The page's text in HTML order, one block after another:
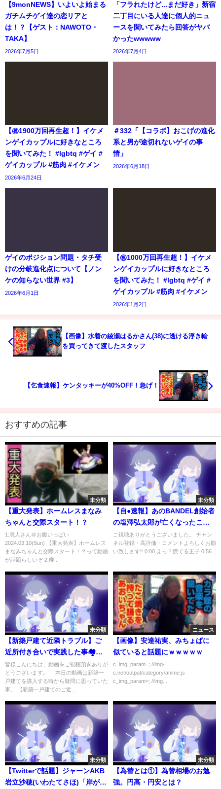
【9monNEWS】いよいよ始まる
ガチムチゲイ達の恋リアと
は！？【ゲスト：NAWOTO・
TAKA】
2026年7月5日
「フラれたけど...まだ好き」新宿
二丁目にいる人達に個人的ニュ
ースを聞いてみたら回答がヤバ
かったwwwww
2026年7月4日
【㊗️1900万回再生超！】イケメ
ンゲイカップルに好きなところ
を聞いてみた！ #lgbtq #ゲイ #
ゲイカップル #筋肉 #イケメン
2026年6月24日
＃332「【コラボ】おこげの進化
系と男が途切れないゲイの事
情」
2026年6月18日
ゲイのポジション問題・タチ受
けの分岐進化点について【ノン
ケの知らない世界 #3】
2026年6月1日
【㊗️1000万回再生超！】イケメ
ンゲイカップルに好きなところ
を聞いてみた！ #lgbtq #ゲイ #
ゲイカップル #筋肉 #イケメン
2026年1月2日
【画像】水着の綾瀬はるかさん(38)に透ける浮き輪
を買ってきて渡したスタッフ
【乞食速報】ケンタッキーが40%OFF！急げ！
おすすめの記事
未分類
【重大発表】ホームレスまなみ
ちゃんと交際スタート！？
1:廃人さん＠お腹いっぱい
2024.03.10(Sun) 【重大発表】ホームレス
まなみちゃんと交際スタート！？って動画
が話題らしいぞ 2:廃...
未分類
【自●速報】あのBANDEL創始者
の塩澤弘太郎が亡くなったこと
を配信中に知って驚愕する青汁
王子 【三崎優太/バンデル/桃華
絵里/ももえり/キャバクラ/塩ピ
ご視聴ありがとうございました。 チャン
ネル登録・高評価・コメントよろしくお願
い致します‼ 0:00 えっ？慌てる王子 0:56...
未分類
【新築戸建て近隣トラブル】ご
近所付き合いで実践した事🏘〜
引越しの挨拶・町内会・嫌がら
せ・見回り・迷惑行為〜
皆様こんにちは、動画をご視聴頂きありが
とうございます。 本日の動画は新築一
戸建てを購入する時から疑問に思っていた
事、 【新築一戸建てのご近...
ニュース
【画像】安達祐実、みちょぱに
似ていると話題にｗｗｗｗｗ
c_img_param=; //img-
c.net/output/category/anime.js
c_img_param=; //img...
未分類
【Twitterで話題】ジャーンAKB
岩立沙穂(いわたてさほ)「岸が見
未分類
【為替とは①】為替相場のお勉
強。円高・円安とは？